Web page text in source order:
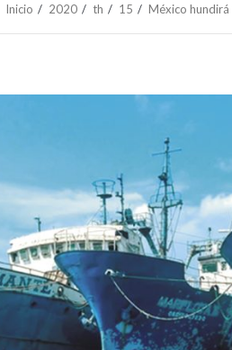
Inicio 2020 th 15 México hundirá